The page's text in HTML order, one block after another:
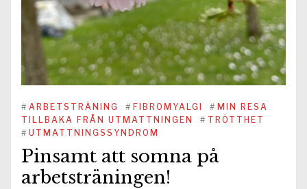
# ARBETSTRÄNING # FIBROMYALGI # MIN RESA
TILLBAKA FRÅN UTMATTNINGEN
# TRÖTTHET
# UTMATTNINGSSYNDROM
Pinsamt att somna på
arbetsträningen!